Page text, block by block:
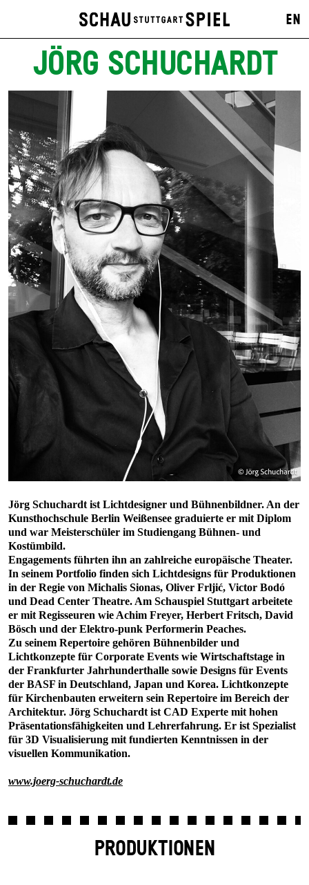
EN
JÖRG SCHUCHARDT
Jörg Schuchardt ist Lichtdesigner und Bühnenbildner. An der
Kunsthochschule Berlin Weißensee graduierte er mit Diplom
und war Meisterschüler im Studiengang Bühnen- und
Kostümbild.
Engagements führten ihn an zahlreiche europäische Theater.
In seinem Portfolio finden sich Lichtdesigns für Produktionen
in der Regie von Michalis Sionas, Oliver Frljić, Victor Bodó
und Dead Center Theatre. Am Schauspiel Stuttgart arbeitete
er mit Regisseuren wie Achim Freyer, Herbert Fritsch, David
Bösch und der Elektro-punk Performerin Peaches.
Zu seinem Repertoire gehören Bühnenbilder und
Lichtkonzepte für Corporate Events wie Wirtschaftstage in
der Frankfurter Jahrhunderthalle sowie Designs für Events
der BASF in Deutschland, Japan und Korea. Lichtkonzepte
für Kirchenbauten erweitern sein Repertoire im Bereich der
Architektur. Jörg Schuchardt ist CAD Experte mit hohen
Präsentationsfähigkeiten und Lehrerfahrung. Er ist Spezialist
für 3D Visualisierung mit fundierten Kenntnissen in der
visuellen Kommunikation.
www.joerg-schuchardt.de
PRODUKTIONEN